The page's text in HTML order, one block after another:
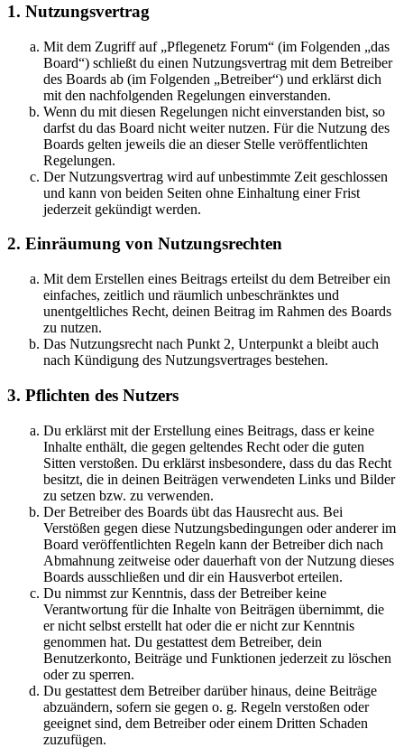
1. Nutzungsvertrag
Mit dem Zugriff auf „Pflegenetz Forum“ (im Folgenden „das
Board“) schließt du einen Nutzungsvertrag mit dem Betreiber
des Boards ab (im Folgenden „Betreiber“) und erklärst dich
mit den nachfolgenden Regelungen einverstanden.
Wenn du mit diesen Regelungen nicht einverstanden bist, so
darfst du das Board nicht weiter nutzen. Für die Nutzung des
Boards gelten jeweils die an dieser Stelle veröffentlichten
Regelungen.
Der Nutzungsvertrag wird auf unbestimmte Zeit geschlossen
und kann von beiden Seiten ohne Einhaltung einer Frist
jederzeit gekündigt werden.
2. Einräumung von Nutzungsrechten
Mit dem Erstellen eines Beitrags erteilst du dem Betreiber ein
einfaches, zeitlich und räumlich unbeschränktes und
unentgeltliches Recht, deinen Beitrag im Rahmen des Boards
zu nutzen.
Das Nutzungsrecht nach Punkt 2, Unterpunkt a bleibt auch
nach Kündigung des Nutzungsvertrages bestehen.
3. Pflichten des Nutzers
Du erklärst mit der Erstellung eines Beitrags, dass er keine
Inhalte enthält, die gegen geltendes Recht oder die guten
Sitten verstoßen. Du erklärst insbesondere, dass du das Recht
besitzt, die in deinen Beiträgen verwendeten Links und Bilder
zu setzen bzw. zu verwenden.
Der Betreiber des Boards übt das Hausrecht aus. Bei
Verstößen gegen diese Nutzungsbedingungen oder anderer im
Board veröffentlichten Regeln kann der Betreiber dich nach
Abmahnung zeitweise oder dauerhaft von der Nutzung dieses
Boards ausschließen und dir ein Hausverbot erteilen.
Du nimmst zur Kenntnis, dass der Betreiber keine
Verantwortung für die Inhalte von Beiträgen übernimmt, die
er nicht selbst erstellt hat oder die er nicht zur Kenntnis
genommen hat. Du gestattest dem Betreiber, dein
Benutzerkonto, Beiträge und Funktionen jederzeit zu löschen
oder zu sperren.
Du gestattest dem Betreiber darüber hinaus, deine Beiträge
abzuändern, sofern sie gegen o. g. Regeln verstoßen oder
geeignet sind, dem Betreiber oder einem Dritten Schaden
zuzufügen.